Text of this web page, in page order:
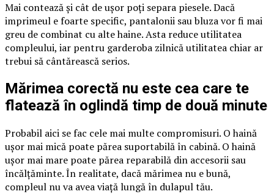
Mai contează și cât de ușor poți separa piesele. Dacă
imprimeul e foarte specific, pantalonii sau bluza vor fi mai
greu de combinat cu alte haine. Asta reduce utilitatea
compleului, iar pentru garderoba zilnică utilitatea chiar ar
trebui să cântărească serios.
Mărimea corectă nu este cea care te
flatează în oglindă timp de două minute
Probabil aici se fac cele mai multe compromisuri. O haină
ușor mai mică poate părea suportabilă în cabină. O haină
ușor mai mare poate părea reparabilă din accesorii sau
încălțăminte. În realitate, dacă mărimea nu e bună,
compleul nu va avea viață lungă în dulapul tău.